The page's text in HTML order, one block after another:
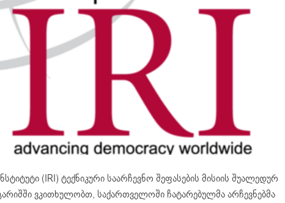
(IRI) ტექნიკური საარჩევნო შეფასების მისიის შუალედურ
ვკითხულობთ, საქართველოში ჩატარებულმა არჩევნებმა